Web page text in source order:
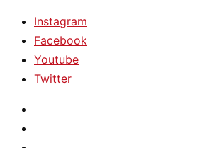
Instagram
Facebook
Youtube
Twitter